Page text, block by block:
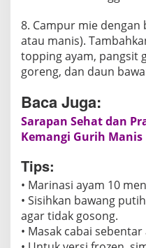
8. Campur mie dengan
atau manis).
topping ayam, pangsit
goreng, dan daun
Baca Juga:
Sarapan Sehat dan
Kemangi Gurih Manis
Tips:
• Marinasi ayam 10
• Sisihkan bawang
agar tidak gosong.
• Masak cabai